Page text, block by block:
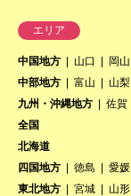
エリア
中国地方 山口 岡山
中部地方
富山 山梨
九州・沖縄地方
佐賀
全国
北海道
四国地方
徳島 愛媛
東北地方
宮城 山形